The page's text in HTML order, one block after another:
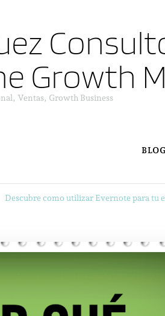
Growth
Ventas, Growth Business
BLOG
Descubre como utilizar Evernote para tu